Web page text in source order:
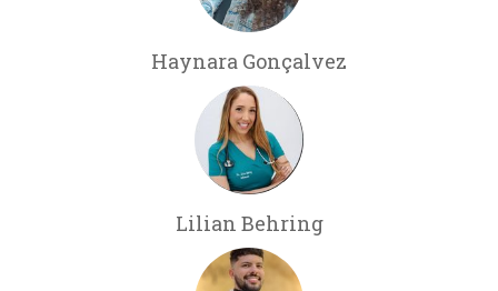
Haynara Gonçalvez
Lilian Behring